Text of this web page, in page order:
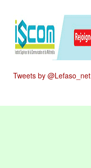
Tweets by @Lefaso_net